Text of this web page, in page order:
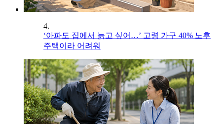
4.
‘아파도 집에서 늙고 싶어…’ 고령 가구 40% 노후
주택이라 어려워